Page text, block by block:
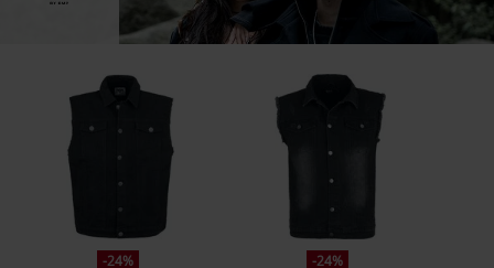
-24% -24%